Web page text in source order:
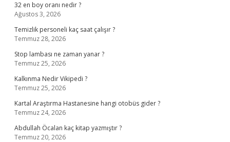
32 en boy oranı nedir ?
Ağustos 3, 2026
Temizlik personeli kaç saat çalışır ?
Temmuz 28, 2026
Stop lambası ne zaman yanar ?
Temmuz 25, 2026
Kalkınma Nedir Vikipedi ?
Temmuz 25, 2026
Kartal Araştırma Hastanesine hangi otobüs gider ?
Temmuz 24, 2026
Abdullah Öcalan kaç kitap yazmıştır ?
Temmuz 20, 2026